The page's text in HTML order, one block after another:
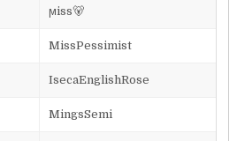
ϻiss🐻
MissPessimist
IsecaEnglishRose
MingsSemi